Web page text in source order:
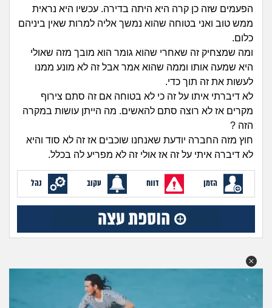
מהבקו"ם... ועד מתי?!
לימודים וסטודנטים
חברים ואנשים
בית, שכנים ושותפים
מה שעובר עליי
שומרים על הגוף
פיננסי וכלכלה
בין הסדינים
חיות מחמד
הפעמים שזה כן קרה היא היתה בדירה. עכשיו היא נראית
ממש טוב ואני בטוחה שהוא נמשך אליה למרות שאין ביניהם
כלום.
ומה שמצחיק זה שאחרי שהוא גומר הוא מובך מזה שאולי
היא שמעה אותו וממה שהוא אמר אבל זה לא מונע ממנו
לעשות את זה תוך כדי.
לא דיברתי איתו על זה כי לא בטוחה אם זה סתם צירוף
מקרים אז לא רוצה סתם להאשים. מה הייתן עושות במקרה
הזה ?
חוץ מזה החברה יודעת שאנחנו שוכבים אז זה לא סוד והיא
לא דיברה איתי על זה אז אולי זה לא מפריע לה בכלל.
הזמן דווח עקוב נהל